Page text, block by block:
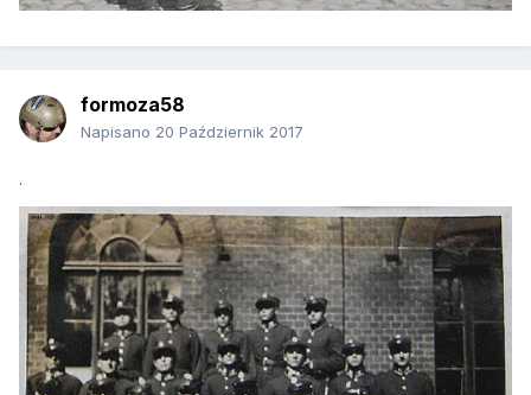
formoza58
Napisano 20 Październik 2017
.